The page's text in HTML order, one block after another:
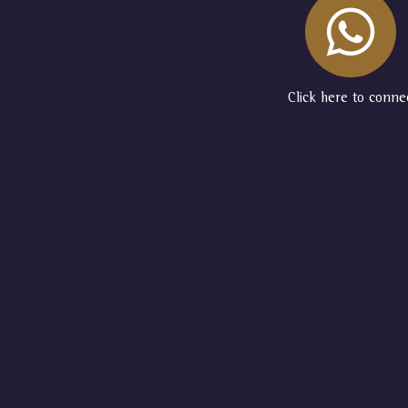
Click here to